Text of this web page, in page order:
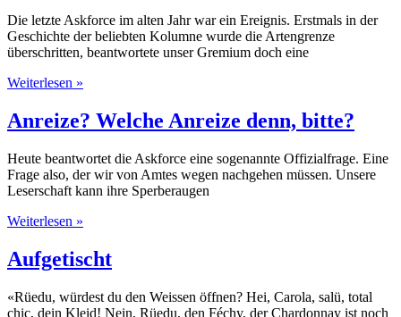
Die letzte Askforce im alten Jahr war ein Ereignis. Erstmals in der
Geschichte der beliebten Kolumne wurde die Artengrenze
überschritten, beantwortete unser Gremium doch eine
Weiterlesen »
Anreize? Welche Anreize denn, bitte?
Heute beantwortet die Askforce eine sogenannte Offizialfrage. Eine
Frage also, der wir von Amtes wegen nachgehen müssen. Unsere
Leserschaft kann ihre Sperberaugen
Weiterlesen »
Aufgetischt
«Rüedu, würdest du den Weissen öffnen? Hei, Carola, salü, total
chic, dein Kleid! Nein, Rüedu, den Féchy, der Chardonnay ist noch